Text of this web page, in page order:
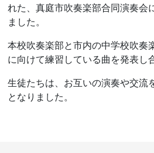
れた、真庭市吹奏楽部合同演奏会
ました。
本校吹奏楽部と市内の中学校吹奏
に向けて練習している曲を発表し
生徒たちは、お互いの演奏や交流
となりました。